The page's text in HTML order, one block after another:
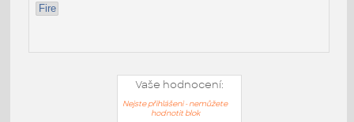
Fire
Vaše hodnocení:
Nejste přihlášeni - nemůžete
hodnotit blok